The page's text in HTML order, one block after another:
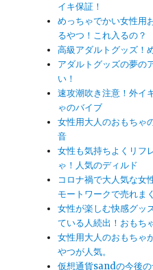
イキ保証！
めっちゃでかい女性用
るやつ！これ入るの？
高級アダルトグッズ！
アダルトグッズの夢の
い！
速攻潮吹き注意！外イ
ゃのバイブ
女性用大人のおもちゃ
音
女性も気持ちよくリフ
ゃ！人気のディルド
コロナ禍で大人気な女
モートワークで売れま
女性が楽しむ快感グッ
ている人続出！おもち
女性用大人のおもちゃ
やつが人気。
仮想通貨sandの今後の